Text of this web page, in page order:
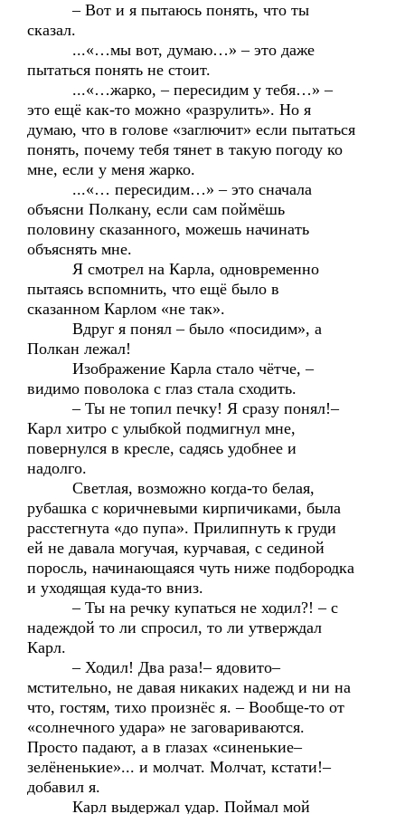
– Вот и я пытаюсь понять, что ты
сказал.
...«…мы вот, думаю…» – это даже
пытаться понять не стоит.
...«…жарко, – пересидим у тебя…» –
это ещё как-то можно «разрулить». Но я
думаю, что в голове «заглючит» если пытаться
понять, почему тебя тянет в такую погоду ко
мне, если у меня жарко.
...«… пересидим…» – это сначала
объясни Полкану, если сам поймёшь
половину сказанного, можешь начинать
объяснять мне.
Я смотрел на Карла, одновременно
пытаясь вспомнить, что ещё было в
сказанном Карлом «не так».
Вдруг я понял – было «посидим», а
Полкан лежал!
Изображение Карла стало чётче, –
видимо поволока с глаз стала сходить.
– Ты не топил печку! Я сразу понял!–
Карл хитро с улыбкой подмигнул мне,
повернулся в кресле, садясь удобнее и
надолго.
Светлая, возможно когда-то белая,
рубашка с коричневыми кирпичиками, была
расстегнута «до пупа». Прилипнуть к груди
ей не давала могучая, курчавая, с сединой
поросль, начинающаяся чуть ниже подбородка
и уходящая куда-то вниз.
– Ты на речку купаться не ходил?! – с
надеждой то ли спросил, то ли утверждал
Карл.
– Ходил! Два раза!– ядовито–
мстительно, не давая никаких надежд и ни на
что, гостям, тихо произнёс я. – Вообще-то от
«солнечного удара» не заговариваются.
Просто падают, а в глазах «синенькие–
зелёненькие»... и молчат. Молчат, кстати!–
добавил я.
Карл выдержал удар. Поймал мой